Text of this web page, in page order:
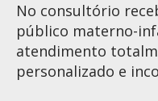
No consultório
público materno-
atendimento
personalizado e